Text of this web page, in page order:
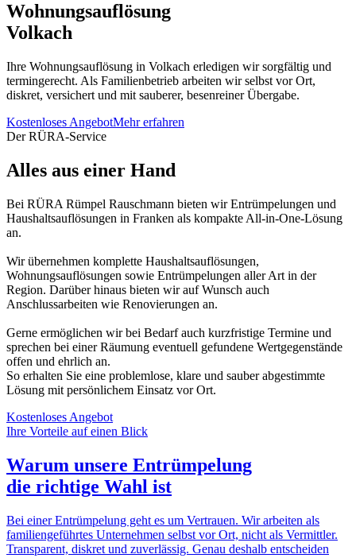
Wohnungsauflösung
Volkach
Ihre Wohnungsauflösung in Volkach erledigen wir sorgfältig und
termingerecht. Als Familienbetrieb arbeiten wir selbst vor Ort,
diskret, versichert und mit sauberer, besenreiner Übergabe.
Kostenloses AngebotMehr erfahren
Der RÜRA-Service
Alles aus einer Hand
Bei RÜRA Rümpel Rauschmann bieten wir Entrümpelungen und
Haushaltsauflösungen in Franken als kompakte All-in-One-Lösung
an.
Wir übernehmen komplette Haushaltsauflösungen,
Wohnungsauflösungen sowie Entrümpelungen aller Art in der
Region. Darüber hinaus bieten wir auf Wunsch auch
Anschlussarbeiten wie Renovierungen an.
Gerne ermöglichen wir bei Bedarf auch kurzfristige Termine und
sprechen bei einer Räumung eventuell gefundene Wertgegenstände
offen und ehrlich an.
So erhalten Sie eine problemlose, klare und sauber abgestimmte
Lösung mit persönlichem Einsatz vor Ort.
Kostenloses Angebot
Ihre Vorteile auf einen Blick
Warum unsere Entrümpelung
die richtige Wahl ist
Bei einer Entrümpelung geht es um Vertrauen. Wir arbeiten als
familiengeführtes Unternehmen selbst vor Ort, nicht als Vermittler.
Transparent, diskret und zuverlässig. Genau deshalb entscheiden